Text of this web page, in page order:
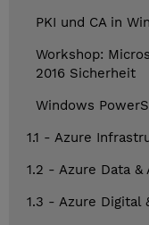
PKI und CA in
Workshop:
2016 Sicherheit
Windows
1.1 - Azure
1.2 - Azure Data &
1.3 - Azure Digital